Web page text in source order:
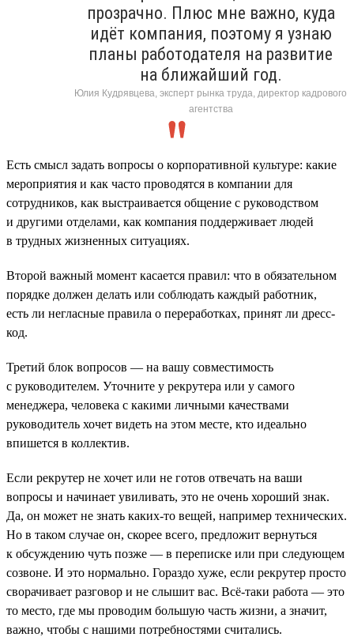
прозрачно. Плюс мне важно, куда
идёт компания, поэтому я узнаю
планы работодателя на развитие
на ближайший год.
Юлия Кудрявцева, эксперт рынка труда, директор кадрового
агентства
Есть смысл задать вопросы о корпоративной культуре: какие
мероприятия и как часто проводятся в компании для
сотрудников, как выстраивается общение с руководством
и другими отделами, как компания поддерживает людей
в трудных жизненных ситуациях.
Второй важный момент касается правил: что в обязательном
порядке должен делать или соблюдать каждый работник,
есть ли негласные правила о переработках, принят ли дресс-
код.
Третий блок вопросов — на вашу совместимость
с руководителем. Уточните у рекрутера или у самого
менеджера, человека с какими личными качествами
руководитель хочет видеть на этом месте, кто идеально
впишется в коллектив.
Если рекрутер не хочет или не готов отвечать на ваши
вопросы и начинает увиливать, это не очень хороший знак.
Да, он может не знать каких-то вещей, например технических.
Но в таком случае он, скорее всего, предложит вернуться
к обсуждению чуть позже — в переписке или при следующем
созвоне. И это нормально. Гораздо хуже, если рекрутер просто
сворачивает разговор и не слышит вас. Всё-таки работа — это
то место, где мы проводим большую часть жизни, а значит,
важно, чтобы с нашими потребностями считались.